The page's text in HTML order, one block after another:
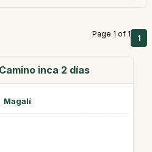
Page 1 of 1 1
inca 2 días
Magalí